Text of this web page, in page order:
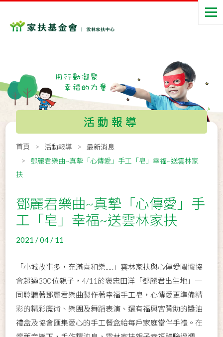
活動報導
首頁 活動報導
最新消息
鄧麗君樂曲~真摯「心傳愛」手工「皂」幸福~送雲林家
扶
鄧麗君樂曲~真摯「心傳愛」手
工「皂」幸福~送雲林家扶
2021 / 04 / 11
「小城故事多，充滿喜和樂.....」雲林家扶與心傳愛關懷協
會超過300位親子，4/11於褒忠田洋「鄧麗君出生地」一
同聆聽著鄧麗君樂曲製作著幸福手工皂，心傳愛更準備精
彩的精彩魔術、樂團及舞蹈表演、還有福興宮贊助的醬油
禮盒及協會匯集愛心的手工餐盒給每戶家庭當伴手禮。在